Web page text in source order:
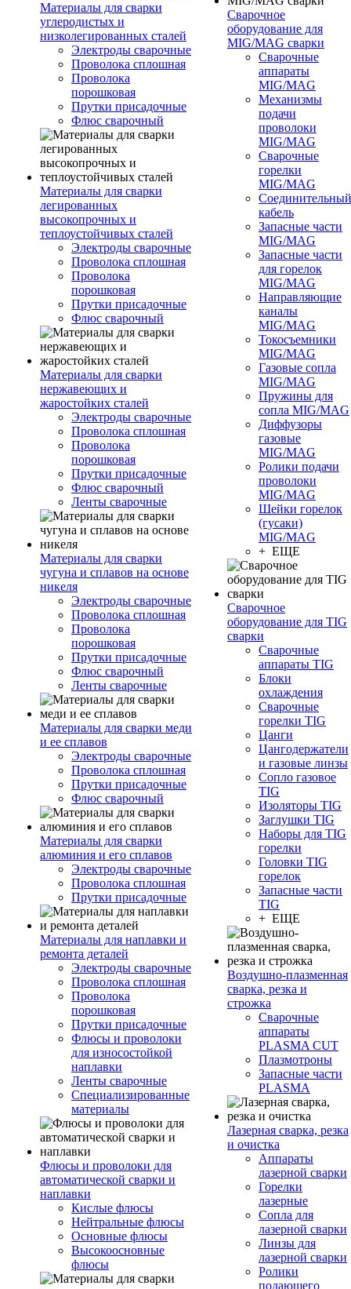
Материалы для сварки
углеродистых и
низколегированных сталей
Электроды сварочные
Проволока сплошная
Проволока
порошковая
Прутки присадочные
Флюс сварочный
Материалы для сварки
легированных
высокопрочных и
теплоустойчивых сталей
Электроды сварочные
Проволока сплошная
Проволока
порошковая
Прутки присадочные
Флюс сварочный
Материалы для сварки
нержавеющих и
жаростойких сталей
Электроды сварочные
Проволока сплошная
Проволока
порошковая
Прутки присадочные
Флюс сварочный
Ленты сварочные
Материалы для сварки
чугуна и сплавов на основе
никеля
Электроды сварочные
Проволока сплошная
Проволока
порошковая
Прутки присадочные
Флюс сварочный
Ленты сварочные
Материалы для сварки меди
и ее сплавов
Электроды сварочные
Проволока сплошная
Прутки присадочные
Флюс сварочный
Материалы для сварки
алюминия и его сплавов
Электроды сварочные
Проволока сплошная
Прутки присадочные
Материалы для наплавки и
ремонта деталей
Электроды сварочные
Проволока сплошная
Проволока
порошковая
Прутки присадочные
Флюсы и проволоки
для износостойкой
наплавки
Ленты сварочные
Специализированные
материалы
Флюсы и проволоки для
автоматической сварки и
наплавки
Кислые флюсы
Нейтральные флюсы
Основные флюсы
Высокоосновные
флюсы
Сварочное
оборудование для
MIG/MAG сварки
Сварочные
аппараты
MIG/MAG
Механизмы
подачи
проволоки
MIG/MAG
Сварочные
горелки
MIG/MAG
Соединительный
кабель
Запасные части
MIG/MAG
Запасные части
для горелок
MIG/MAG
Направляющие
каналы
MIG/MAG
Токосъемники
MIG/MAG
Газовые сопла
MIG/MAG
Пружины для
сопла MIG/MAG
Диффузоры
газовые
MIG/MAG
Ролики подачи
проволоки
MIG/MAG
Шейки горелок
(гусаки)
MIG/MAG
+ ЕЩЕ
Сварочное
оборудование для TIG
сварки
Сварочные
аппараты TIG
Блоки
охлаждения
Сварочные
горелки TIG
Цанги
Цангодержатели
и газовые линзы
Сопло газовое
TIG
Изоляторы TIG
Заглушки TIG
Наборы для TIG
горелки
Головки TIG
горелок
Запасные части
TIG
+ ЕЩЕ
Воздушно-плазменная
сварка, резка и
строжка
Сварочные
аппараты
PLASMA CUT
Плазмотроны
Запасные части
PLASMA
Лазерная сварка, резка
и очистка
Аппараты
лазерной сварки
Горелки
лазерные
Сопла для
лазерной сварки
Линзы для
лазерной сварки
Ролики
подающего